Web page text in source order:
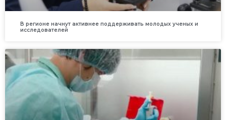
В регионе начнут активнее поддерживать молодых ученых и
исследователей